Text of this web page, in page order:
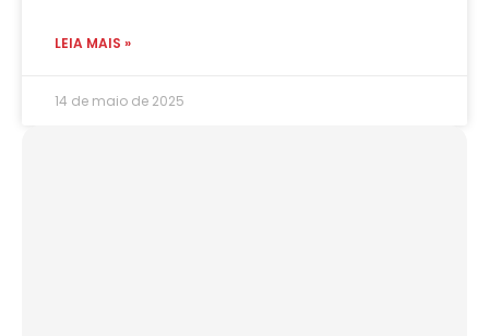
LEIA MAIS »
14 de maio de 2025